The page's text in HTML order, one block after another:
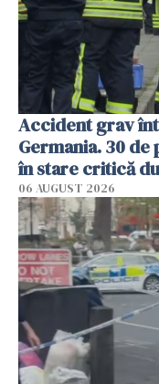
Accident grav
Germania. 30
în stare critică
06 AUGUST 2026